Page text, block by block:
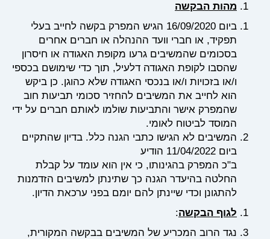
מהות הבקשה
ביום 16/09/2020 הגיש המפרק בקשה לחייב בעלי
תפקיד, או חברי וועד ההנהלה או חברים אחרים
בסכומים שהמשיבים גרעו מקופת האגודה או חיסרון
שהסבו לקופת האגודה דלעיל, תוך כדי שימושם בכספי
ו/או בזכויות ו/או בנכסי האגודה שלא כהוגן. כן ביקש
הוא לחייב את המשיבים להחזיר סכומי תביעות חוב
שהמפרק אישר והתביעות שולמו לאותם חברים על ידי
המוסד לביטוח לאומי.
המשיבים לא הגישו כתבי הגנה כלל. בדיון שהתקיים
ביום 11/04/2022 הודיע
ב"כ המפרק בהגינותו, כי אין הוא עומד על קבלת
החלטה בהיעדר הגנה כך שתינתן למשיבים הזדמנות
להתגונן וכדי שיינתן להם יומם בפני ערכאת הדיון.
לגוף הבקשה:
נגד הרוב המכריע של המשיבים בבקשה המקורית,